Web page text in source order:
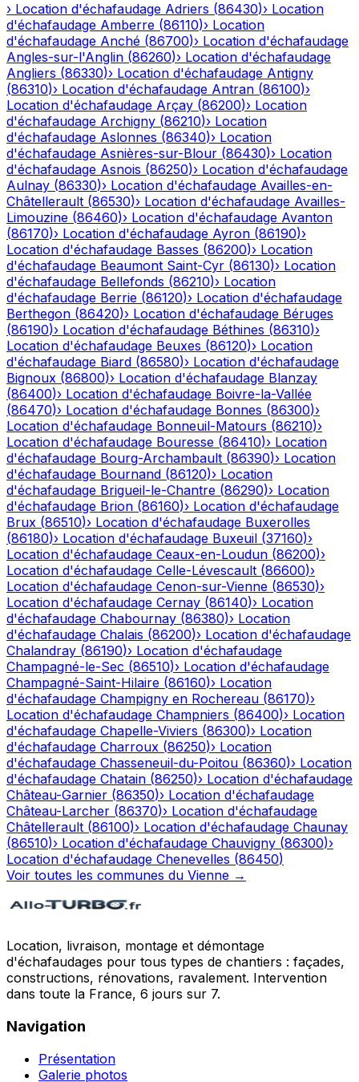
› Location d'échafaudage Adriers (86430)› Location
d'échafaudage Amberre (86110)› Location
d'échafaudage Anché (86700)› Location d'échafaudage
Angles-sur-l'Anglin (86260)› Location d'échafaudage
Angliers (86330)› Location d'échafaudage Antigny
(86310)› Location d'échafaudage Antran (86100)›
Location d'échafaudage Arçay (86200)› Location
d'échafaudage Archigny (86210)› Location
d'échafaudage Aslonnes (86340)› Location
d'échafaudage Asnières-sur-Blour (86430)› Location
d'échafaudage Asnois (86250)› Location d'échafaudage
Aulnay (86330)› Location d'échafaudage Availles-en-
Châtellerault (86530)› Location d'échafaudage Availles-
Limouzine (86460)› Location d'échafaudage Avanton
(86170)› Location d'échafaudage Ayron (86190)›
Location d'échafaudage Basses (86200)› Location
d'échafaudage Beaumont Saint-Cyr (86130)› Location
d'échafaudage Bellefonds (86210)› Location
d'échafaudage Berrie (86120)› Location d'échafaudage
Berthegon (86420)› Location d'échafaudage Béruges
(86190)› Location d'échafaudage Béthines (86310)›
Location d'échafaudage Beuxes (86120)› Location
d'échafaudage Biard (86580)› Location d'échafaudage
Bignoux (86800)› Location d'échafaudage Blanzay
(86400)› Location d'échafaudage Boivre-la-Vallée
(86470)› Location d'échafaudage Bonnes (86300)›
Location d'échafaudage Bonneuil-Matours (86210)›
Location d'échafaudage Bouresse (86410)› Location
d'échafaudage Bourg-Archambault (86390)› Location
d'échafaudage Bournand (86120)› Location
d'échafaudage Brigueil-le-Chantre (86290)› Location
d'échafaudage Brion (86160)› Location d'échafaudage
Brux (86510)› Location d'échafaudage Buxerolles
(86180)› Location d'échafaudage Buxeuil (37160)›
Location d'échafaudage Ceaux-en-Loudun (86200)›
Location d'échafaudage Celle-Lévescault (86600)›
Location d'échafaudage Cenon-sur-Vienne (86530)›
Location d'échafaudage Cernay (86140)› Location
d'échafaudage Chabournay (86380)› Location
d'échafaudage Chalais (86200)› Location d'échafaudage
Chalandray (86190)› Location d'échafaudage
Champagné-le-Sec (86510)› Location d'échafaudage
Champagné-Saint-Hilaire (86160)› Location
d'échafaudage Champigny en Rochereau (86170)›
Location d'échafaudage Champniers (86400)› Location
d'échafaudage Chapelle-Viviers (86300)› Location
d'échafaudage Charroux (86250)› Location
d'échafaudage Chasseneuil-du-Poitou (86360)› Location
d'échafaudage Chatain (86250)› Location d'échafaudage
Château-Garnier (86350)› Location d'échafaudage
Château-Larcher (86370)› Location d'échafaudage
Châtellerault (86100)› Location d'échafaudage Chaunay
(86510)› Location d'échafaudage Chauvigny (86300)›
Location d'échafaudage Chenevelles (86450)
Voir toutes les communes du Vienne →
Location, livraison, montage et démontage
d'échafaudages pour tous types de chantiers : façades,
constructions, rénovations, ravalement. Intervention
dans toute la France, 6 jours sur 7.
Navigation
Présentation
Galerie photos